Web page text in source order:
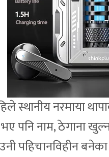
स्थानीय नरमाया
पनि नाम, ठेगाना
पहिचानविहीन